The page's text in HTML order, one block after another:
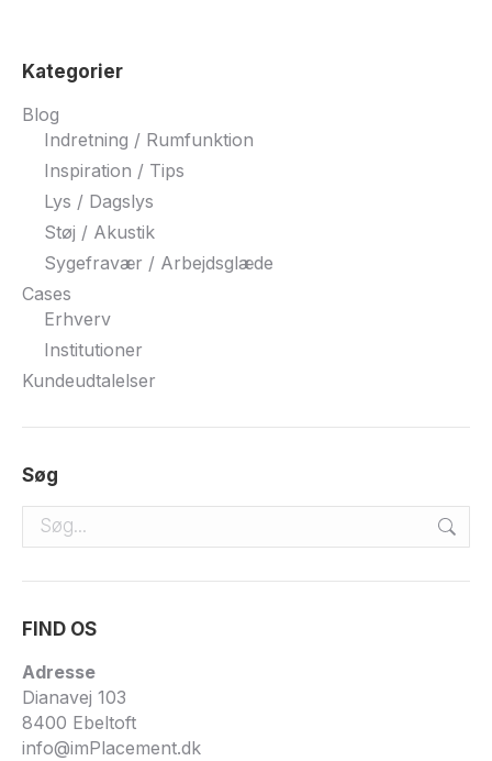
Kategorier
Blog
Indretning / Rumfunktion
Inspiration / Tips
Lys / Dagslys
Støj / Akustik
Sygefravær / Arbejdsglæde
Cases
Erhverv
Institutioner
Kundeudtalelser
Søg
Search:
FIND OS
Adresse
Dianavej 103
8400 Ebeltoft
info@imPlacement.dk